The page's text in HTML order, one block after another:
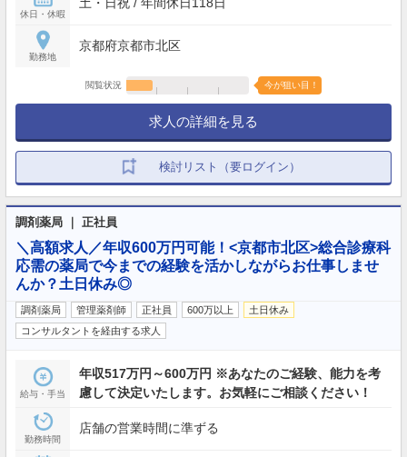
休日・休暇
勤務地
京都府京都市北区
閲覧状況 今が狙い目！
求人の詳細を見る
検討リスト（要ログイン）
調剤薬局 ｜ 正社員
＼高額求人／年収600万円可能！<京都市北区>総合診療科
応需の薬局で今までの経験を活かしながらお仕事しませ
んか？土日休み◎
調剤薬局 管理薬剤師 正社員 600万以上
土日休み
コンサルタントを経由する求人
給与・手当
年収517万円～600万円 ※あなたのご経験、能力を考
慮して決定いたします。お気軽にご相談ください！
勤務時間
店舗の営業時間に準ずる